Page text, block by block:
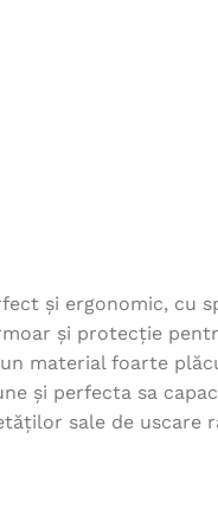
și ergonomic, cu
și protecție
foarte
și perfecta sa
sale de